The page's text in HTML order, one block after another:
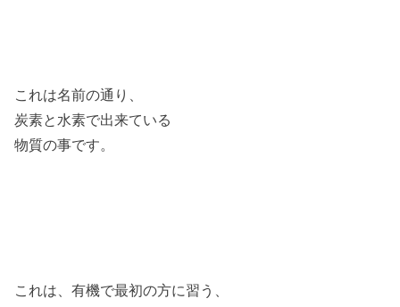
これは名前の通り、
炭素と水素で出来ている
物質の事です。
これは、有機で最初の方に習う、